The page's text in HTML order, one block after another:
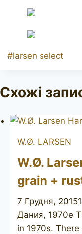
Позначки
#larsen select
Схожі
W.Ø. LARSEN
W.Ø.
grain +
7 Грудня, 2015
Дания, 1970е
in 1970s.